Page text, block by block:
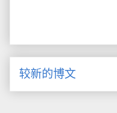
较新的博文